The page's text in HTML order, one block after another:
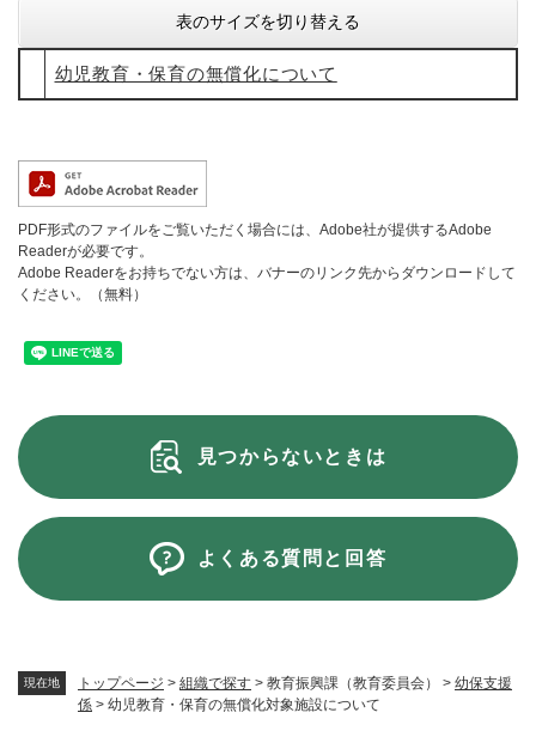
現在地 トップページ > 組織で探す > 教育振興課（教育委員会） > 幼保支援
係 > 幼児教育・保育の無償化対象施設について
表のサイズを切り替える
幼児教育・保育の無償化について
PDF形式のファイルをご覧いただく場合には、Adobe社が提供するAdobe
Readerが必要です。
Adobe Readerをお持ちでない方は、バナーのリンク先からダウンロードして
ください。（無料）
見つからないときは
よくある質問と回答